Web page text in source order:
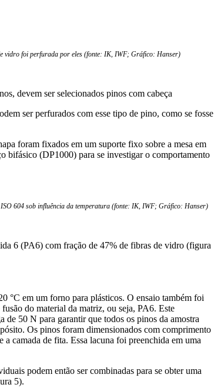
vidro foi perfurada por eles (fonte: IK, IWF; Gráfico: Hanser)
devem ser selecionados pinos com cabeça
ser perfurados com esse tipo de pino, como se fosse
foram fixados em um suporte fixo sobre a mesa em
bifásico (DP1000) para se investigar o comportamento
604 sob influência da temperatura (fonte: IK, IWF; Gráfico: Hanser)
6 (PA6) com fração de 47% de fibras de vidro (figura
°C em um forno para plásticos. O ensaio também foi
do material da matriz, ou seja, PA6. Este
50 N para garantir que todos os pinos da amostra
Os pinos foram dimensionados com comprimento
camada de fita. Essa lacuna foi preenchida em uma
podem então ser combinadas para se obter uma
5).